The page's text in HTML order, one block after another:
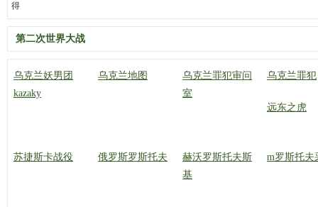
得
第二次世界大战
乌克兰妖男团
kazaky
乌克兰地图
乌克兰罪犯审问
室
乌克兰罪犯
远东之虎
苏捷斯卡战役 俄罗斯罗斯托夫
赫沃罗斯托夫斯
基
m罗斯托夫